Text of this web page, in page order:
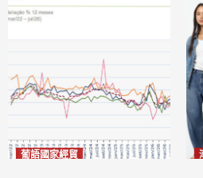
葡語國家經貿